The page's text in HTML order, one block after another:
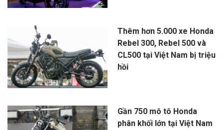
Thêm hơn 5.000 xe Honda
Rebel 300, Rebel 500 và
CL500 tại Việt Nam bị triệu
hồi
Gần 750 mô tô Honda
phân khối lớn tại Việt Nam